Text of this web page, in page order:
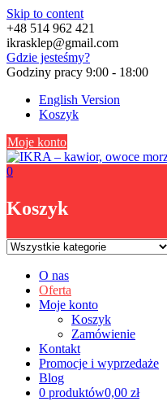
Skip to content
+48 514 962 421
ikrasklep@gmail.com
Gdzie jesteśmy?
Godziny pracy 9:00 - 18:00
English Version
Koszyk
Moje konto
0
Koszyk
O nas
Oferta
Moje konto
Koszyk
Zamówienie
Kontakt
Promocje i wyprzedaże
Blog
0 produktów0,00 zł